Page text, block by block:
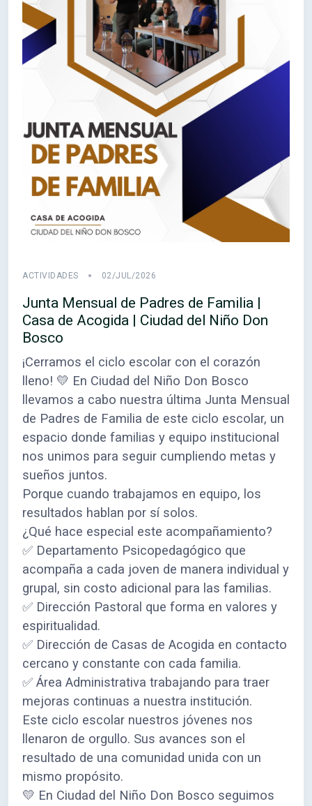
ACTIVIDADES 02/JUL/2026
Junta Mensual de Padres de Familia |
Casa de Acogida | Ciudad del Niño Don
Bosco
¡Cerramos el ciclo escolar con el corazón
lleno! 💛 En Ciudad del Niño Don Bosco
llevamos a cabo nuestra última Junta Mensual
de Padres de Familia de este ciclo escolar, un
espacio donde familias y equipo institucional
nos unimos para seguir cumpliendo metas y
sueños juntos.
Porque cuando trabajamos en equipo, los
resultados hablan por sí solos.
¿Qué hace especial este acompañamiento?
✅ Departamento Psicopedagógico que
acompaña a cada joven de manera individual y
grupal, sin costo adicional para las familias.
✅ Dirección Pastoral que forma en valores y
espiritualidad.
✅ Dirección de Casas de Acogida en contacto
cercano y constante con cada familia.
✅ Área Administrativa trabajando para traer
mejoras continuas a nuestra institución.
Este ciclo escolar nuestros jóvenes nos
llenaron de orgullo. Sus avances son el
resultado de una comunidad unida con un
mismo propósito.
💛 En Ciudad del Niño Don Bosco seguimos